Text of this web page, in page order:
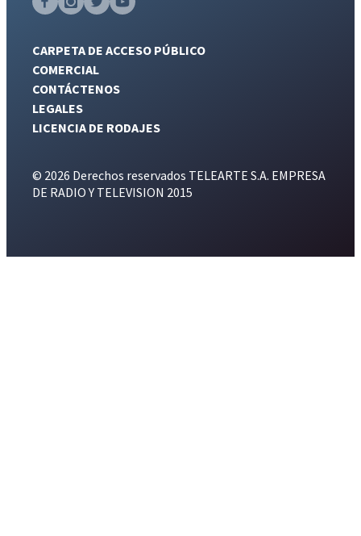
CARPETA DE ACCESO PÚBLICO
COMERCIAL
CONTÁCTENOS
LEGALES
LICENCIA DE RODAJES
© 2026 Derechos reservados TELEARTE S.A. EMPRESA
DE RADIO Y TELEVISION 2015